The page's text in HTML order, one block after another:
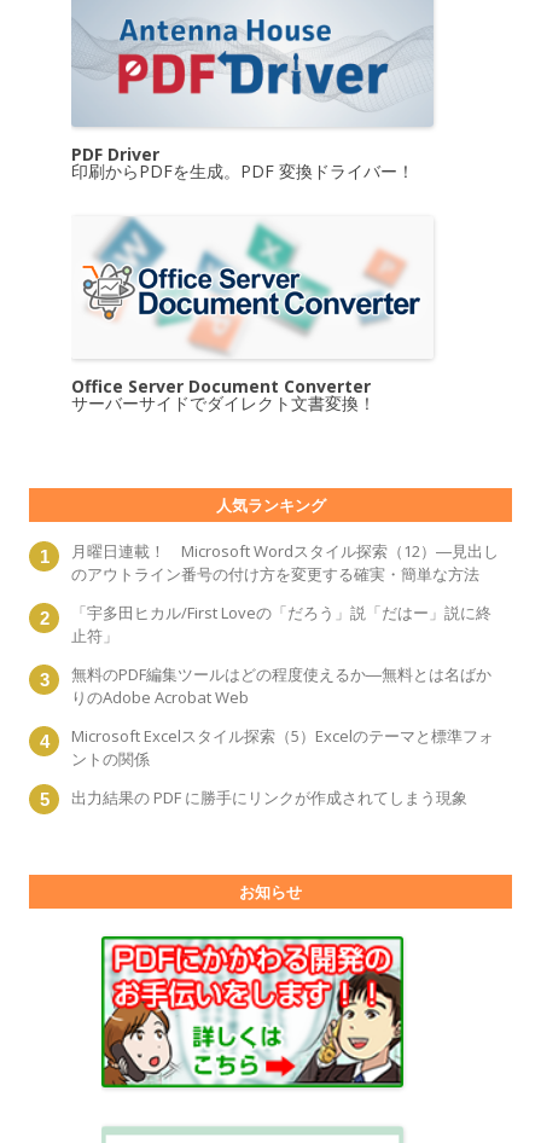
PDF Driver
印刷からPDFを生成。PDF 変換ドライバー！
Office Server Document Converter
サーバーサイドでダイレクト文書変換！
人気ランキング
月曜日連載！ Microsoft Wordスタイル探索（12）―見出し
のアウトライン番号の付け方を変更する確実・簡単な方法
「宇多田ヒカル/First Loveの「だろう」説「だはー」説に終
止符」
無料のPDF編集ツールはどの程度使えるか―無料とは名ばか
りのAdobe Acrobat Web
Microsoft Excelスタイル探索（5）Excelのテーマと標準フォ
ントの関係
出力結果の PDF に勝手にリンクが作成されてしまう現象
お知らせ